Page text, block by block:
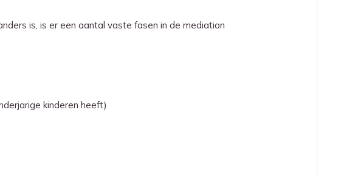
is, is er een aantal vaste fasen in de mediation
kinderen heeft)